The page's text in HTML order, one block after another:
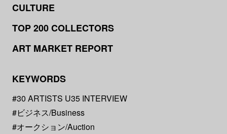
CULTURE
TOP 200 COLLECTORS
ART MARKET REPORT
KEYWORDS
#30 ARTISTS U35 INTERVIEW
#ビジネス/Business
#オークション/Auction